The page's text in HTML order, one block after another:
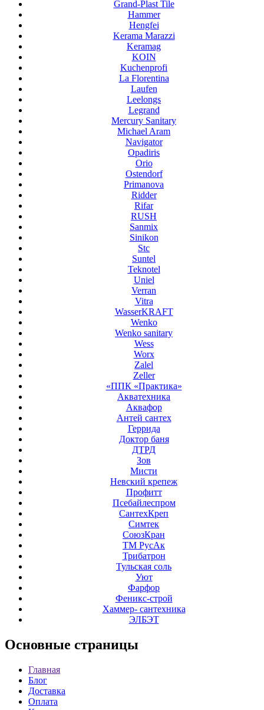
Grand-Plast Tile
Hammer
Hengfei
Kerama Marazzi
Keramag
KOIN
Kuchenprofi
La Florentina
Laufen
Leelongs
Legrand
Mercury Sanitary
Michael Aram
Navigator
Opadiris
Orio
Ostendorf
Primanova
Ridder
Rifar
RUSH
Sanmix
Sinikon
Stc
Suntel
Teknotel
Uniel
Verran
Vitra
WasserKRAFT
Wenko
Wenko sanitary
Wess
Worx
Zalel
Zeller
«ППК «Практика»
Акватехника
Аквафор
Антей сантех
Геррида
Доктор баня
ДТРД
Зов
Мисти
Невский крепеж
Профитт
Псебайлеспром
СантехКреп
Симтек
СоюзКран
ТМ РусАк
Трибатрон
Тульская соль
Уют
Фарфор
Феникс-строй
Хаммер- сантехника
ЭЛБЭТ
Основные страницы
Главная
Блог
Доставка
Оплата